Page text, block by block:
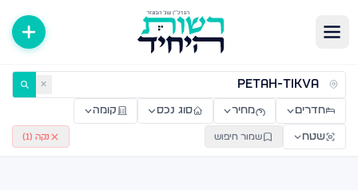
דירות למכירה ולהשכרה — רשות היחיד ✕
חדרים מחיר סוג נכס קומה
שטח שמור חיפוש נקה ( 1
)